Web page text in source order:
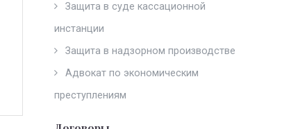
Защита в суде кассационной
инстанции
Защита в надзорном производстве
Адвокат по экономическим
преступлениям